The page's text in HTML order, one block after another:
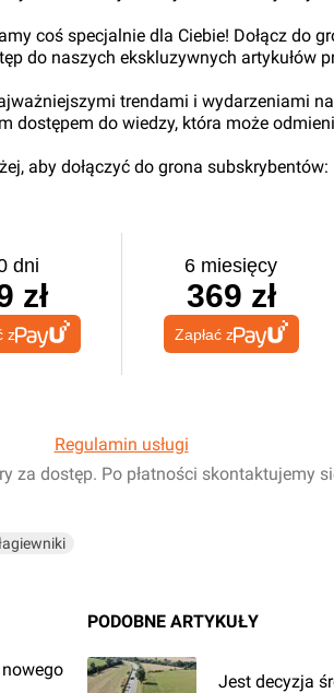
coś specjalnie dla Ciebie! Dołącz do
do naszych ekskluzywnych artykułów
trendami i wydarzeniami
dostępem do wiedzy, która może
aby dołączyć do grona subskrybentów:
dni
zł
z
6 miesięcy
369 zł
Zapłać z
Regulamin usługi
za dostęp. Po płatności skontaktujemy
PODOBNE ARTYKUŁY
Jest decyzja